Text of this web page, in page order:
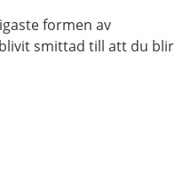
formen av
smittad till att du blir